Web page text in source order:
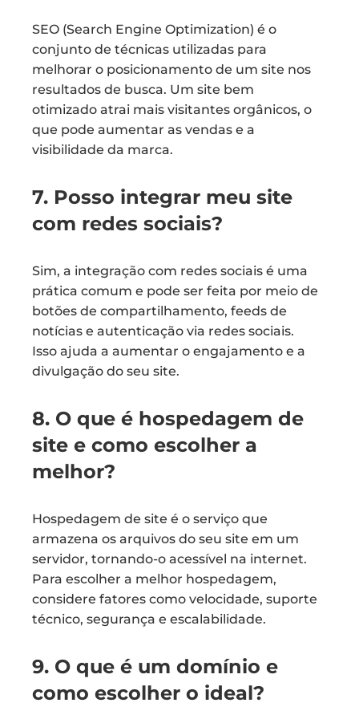
SEO (Search Engine Optimization) é o
conjunto de técnicas utilizadas para
melhorar o posicionamento de um site nos
resultados de busca. Um site bem
otimizado atrai mais visitantes orgânicos, o
que pode aumentar as vendas e a
visibilidade da marca.
7. Posso integrar meu site
com redes sociais?
Sim, a integração com redes sociais é uma
prática comum e pode ser feita por meio de
botões de compartilhamento, feeds de
notícias e autenticação via redes sociais.
Isso ajuda a aumentar o engajamento e a
divulgação do seu site.
8. O que é hospedagem de
site e como escolher a
melhor?
Hospedagem de site é o serviço que
armazena os arquivos do seu site em um
servidor, tornando-o acessível na internet.
Para escolher a melhor hospedagem,
considere fatores como velocidade, suporte
técnico, segurança e escalabilidade.
9. O que é um domínio e
como escolher o ideal?